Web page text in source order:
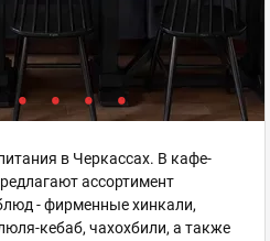
в Черкассах. В кафе-
ассортимент
- фирменные хинкали,
кебаб, чахохбили, а также